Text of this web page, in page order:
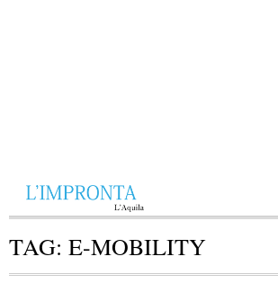
TAG: E-MOBILITY